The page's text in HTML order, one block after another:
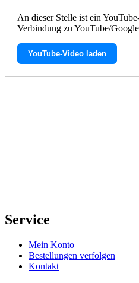
An dieser Stelle ist ein
Verbindung zu YouTube/
YouTube-Video laden
Service
Mein Konto
Bestellungen verfolgen
Kontakt